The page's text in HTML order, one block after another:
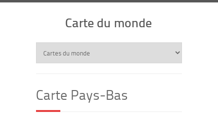
Carte du monde
Carte Pays-Bas